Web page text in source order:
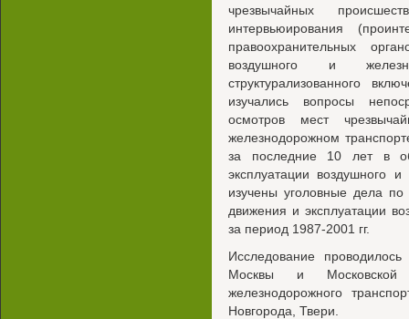
чрезвычайных
интервьюирования
правоохранительных
воздушного и
структурализованного
изучались вопросы
осмотров мест
железнодорожном
за последние 10 лет в
эксплуатации воздушного
изучены уголовные дела
движения и эксплуатации
за период 1987-2001 гг.
Исследование
Москвы и Московской
железнодорожного
Новгорода, Твери.